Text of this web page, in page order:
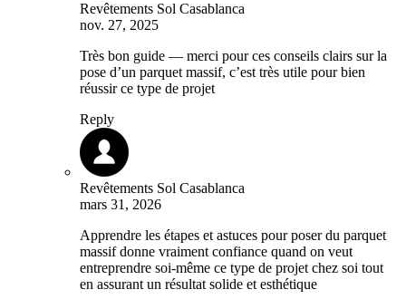
Revêtements Sol Casablanca
nov. 27, 2025
Très bon guide — merci pour ces conseils clairs sur la
pose d’un parquet massif, c’est très utile pour bien
réussir ce type de projet
Reply
Revêtements Sol Casablanca
mars 31, 2026
Apprendre les étapes et astuces pour poser du parquet
massif donne vraiment confiance quand on veut
entreprendre soi‑même ce type de projet chez soi tout
en assurant un résultat solide et esthétique